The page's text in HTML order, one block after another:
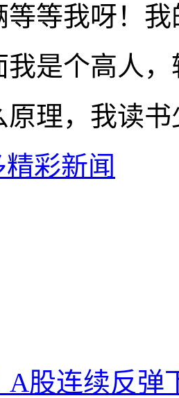
等等我呀！
我是个高人
原理，我读
彩新闻
A股连续反弹